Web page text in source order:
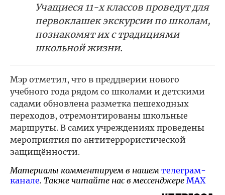
Учащиеся 11-х классов проведут для
первоклашек экскурсии по школам,
познакомят их с традициями
школьной жизни.
Мэр отметил, что в преддверии нового
учебного года рядом со школами и детскими
садами обновлена разметка пешеходных
переходов, отремонтированы школьные
маршруты. В самих учреждениях проведены
мероприятия по антитеррористической
защищённости.
Материалы комментируем в нашем телеграм-
канале. Также читайте нас в мессенджере MAX